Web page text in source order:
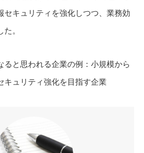
セキュリティを強化しつつ、業務効
。
ると思われる企業の例：小規模から
キュリティ強化を目指す企業